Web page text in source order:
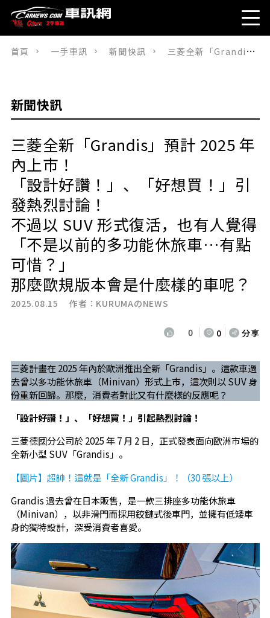
首頁 一手車訊 新聞快訊 三菱全新「Grandis」預計 2025 年內上市！「設計好讚！」、「好想買！」引發熱烈討論！不過以 SUV 形式復活，也有人覺得「不是以前的多功能休旅車…有點可惜？」那麼歐規版本會是什麼樣的車呢？
新聞快訊
三菱全新「Grandis」預計 2025 年
內上市！
「設計好讚！」、「好想買！」引
發熱烈討論！
不過以 SUV 形式復活，也有人覺得
「不是以前的多功能休旅車…有點
可惜？」
那麼歐規版本會是什麼樣的車呢？
2025.08.15 作者： KURUMAのNEWS
0 0 分享
三菱計畫在 2025 年內於歐洲推出全新「Grandis」。這款車過
去曾以多功能休旅車（Minivan）形式上市，這次則以 SUV 身
份重新回歸。那麼，消費者對此又有什麼樣的反應呢？
「設計好讚！」、「好想買！」引起熱烈討論！
三菱德國分公司於 2025 年 7 月 2 日，正式發表面向歐洲市場的
全新小型 SUV「Grandis」。
【圖片】超帥！這就是「全新 Grandis」！（30 張以上）
Grandis 過去曾在日本販售，是一款三排座多功能休旅車
（Minivan），以非滑門而採用鉸鏈式後車門，並擁有低矮車
身的獨特設計，深受消費者喜愛。